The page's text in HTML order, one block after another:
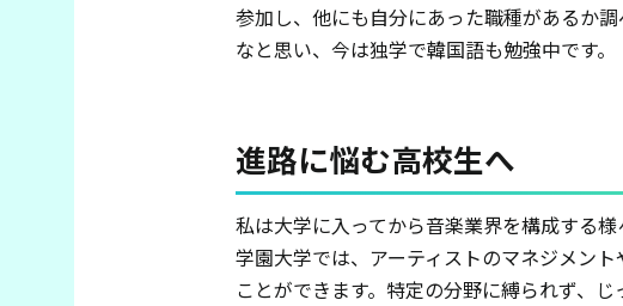
参加し、他にも自分にあった職種があるか
なと思い、今は独学で韓国語も勉強中です。
進路に悩む高校生へ
私は大学に入ってから音楽業界を構成する
学園大学では、アーティストのマネジメン
ことができます。特定の分野に縛られず、